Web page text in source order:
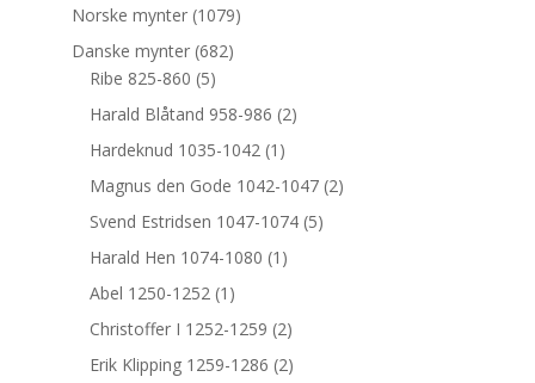
Norske mynter (1079)
Danske mynter (682)
Ribe 825-860 (5)
Harald Blåtand 958-986 (2)
Hardeknud 1035-1042 (1)
Magnus den Gode 1042-1047 (2)
Svend Estridsen 1047-1074 (5)
Harald Hen 1074-1080 (1)
Abel 1250-1252 (1)
Christoffer I 1252-1259 (2)
Erik Klipping 1259-1286 (2)